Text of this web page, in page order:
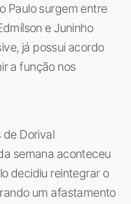
Paulo surgem entre
e Juninho
já possui acordo
a função nos
de Dorival
semana aconteceu
decidiu reintegrar o
um afastamento